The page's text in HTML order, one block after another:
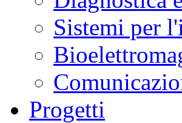
Sistemi per
Progetti